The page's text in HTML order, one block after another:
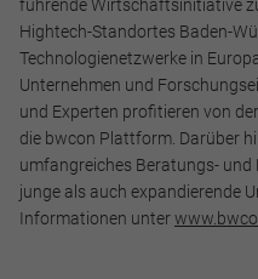
führende Wirtschaftsinitiative
Hightech-Standortes Baden-
Technologienetzwerke in
Unternehmen und
und Experten profitieren von
die bwcon Plattform. Darüber
umfangreiches Beratungs-
junge als auch expandierende
Informationen unter